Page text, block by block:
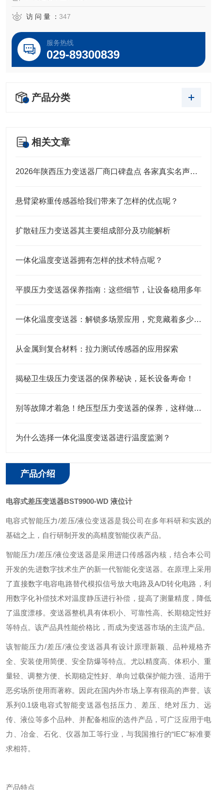
访 问 量 ： 347
服务热线
029-89300839
产品分类
相关文章
2026年陕西压力变送器厂商口碑盘点 各家真实名声实力全解析
悬臂梁称重传感器给我们带来了怎样的优点呢？
扩散硅压力变送器其主要组成部分及功能解析
一体化温度变送器拥有怎样的技术特点呢？
平膜压力变送器保养指南：这些细节，让设备稳用多年
一体化温度变送器：解锁多场景应用，究竟藏着多少“隐形力量”？
从金属到复合材料：拉力测试传感器的应用探索
揭秘卫生级压力变送器的保养秘诀，延长设备寿命！
别等故障才着急！绝压型压力变送器的保养，这样做才靠谱
为什么选择一体化温度变送器进行温度监测？
产品介绍
电容式差压变送器BST9900-WD 液位计
电容式智能压力/差压/液位变送器是我公司在多年科研和实践的
基础之上，自行研制开发的高精度智能仪表产品。
智能压力/差压/液位变送器是采用进口传感器内核，结合本公司
开发的先进数字技术生产的新一代智能化变送器。在原理上采用
了直接数字电容电路替代模拟信号放大电路及A/D转化电路，利
用数字化补偿技术对温度静压进行补偿，提高了测量精度，降低
了温度漂移。变送器整机具有体积小、可靠性高、长期稳定性好
等特点。该产品具性能价格比，而成为变送器市场的主流产品。
该智能压力/差压/液位变送器具有设计原理新颖、品种规格齐
全、安装使用简便、安全防爆等特点。尤以精度高、体积小、重
量轻、调整方便、长期稳定性好、单向过载保护能力强、适用于
恶劣场所使用而著称。因此在国内外市场上享有很高的声誉。该
系列0.1级电容式智能变送器包括压力、差压、绝对压力、远
传、液位等多个品种、并配备相应的选件产品，可广泛应用于电
力、冶金、石化、仪器加工等行业，与我国推行的“IEC"标准要
求相符。
产品特点